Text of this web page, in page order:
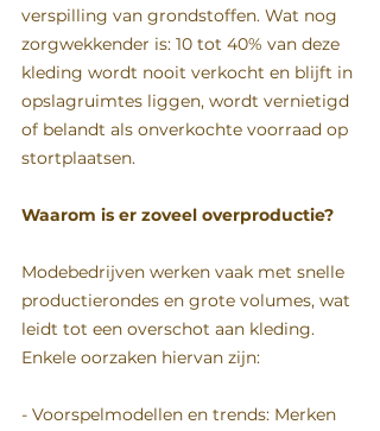
verspilling van grondstoffen. Wat nog
zorgwekkender is: 10 tot 40% van deze
kleding wordt nooit verkocht en blijft in
opslagruimtes liggen, wordt vernietigd
of belandt als onverkochte voorraad op
stortplaatsen.
Waarom is er zoveel overproductie?
Modebedrijven werken vaak met snelle
productierondes en grote volumes, wat
leidt tot een overschot aan kleding.
Enkele oorzaken hiervan zijn:
- Voorspelmodellen en trends: Merken